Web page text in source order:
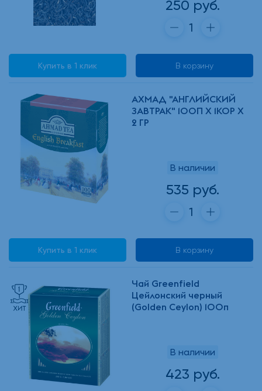
250 руб.
Купить в 1 клик В корзину
АХМАД "АНГЛИЙСКИЙ
ЗАВТРАК" 100П Х 1КОР Х
2 ГР
В наличии
535 руб.
Купить в 1 клик В корзину
Чай Greenfield
Цейлонский черный
(Golden Ceylon) 100п
В наличии
423 руб.